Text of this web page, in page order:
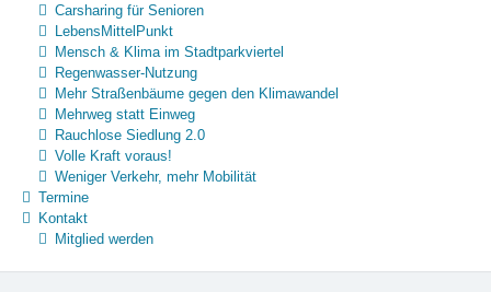
Carsharing für Senioren
LebensMittelPunkt
Mensch & Klima im Stadtparkviertel
Regenwasser-Nutzung
Mehr Straßenbäume gegen den Klimawandel
Mehrweg statt Einweg
Rauchlose Siedlung 2.0
Volle Kraft voraus!
Weniger Verkehr, mehr Mobilität
Termine
Kontakt
Mitglied werden